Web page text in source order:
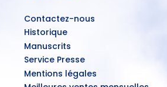
Contactez-nous
Historique
Manuscrits
Service Presse
Mentions légales